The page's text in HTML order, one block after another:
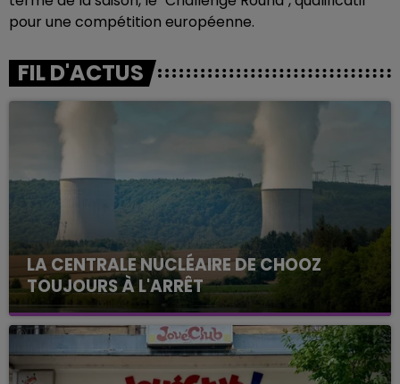
pour une compétition européenne.
FIL D'ACTUS
LA CENTRALE NUCLÉAIRE DE CHOOZ
TOUJOURS À L'ARRÊT
Cela fait déjà une semaine que la centrale
nucléaire ardennaise est à l'arrêt. Une situation
justifiée par la sécheresse intense qui est toujours
présente.